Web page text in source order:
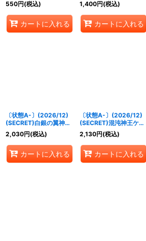
{BS75-X05}《緑》
550円(税込)
カートに入れる
{BS75-X06}《緑》
1,400円(税込)
カートに入れる
〔状態A-〕(2026/12)
(SECRET)白銀の翼神機
グラン・ウォーデン【X-
SEC】{BS75-X09}
《白》
2,030円(税込)
カートに入れる
〔状態A-〕(2026/12)
(SECRET)混沌神王ケイ
オス【X-SEC】{BS75-
X11}《青》
2,130円(税込)
カートに入れる